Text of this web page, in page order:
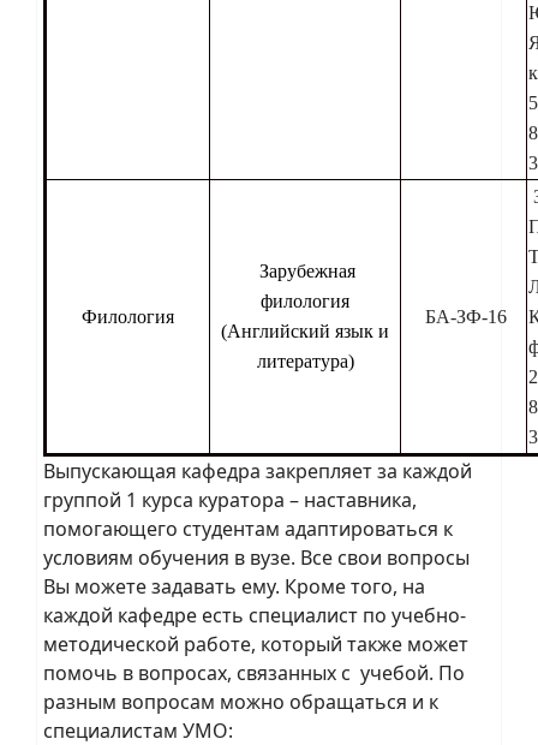
Филология
Зарубежная
филология
(Английский язык и
литература)
БА-ЗФ-16
Выпускающая кафедра закрепляет за каждой
группой 1 курса куратора – наставника,
помогающего студентам адаптироваться к
условиям обучения в вузе. Все свои вопросы
Вы можете задавать ему. Кроме того, на
каждой кафедре есть специалист по учебно-
методической работе, который также может
помочь в вопросах, связанных с учебой. По
разным вопросам можно обращаться и к
специалистам УМО: